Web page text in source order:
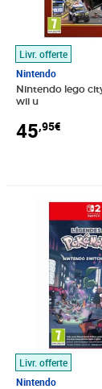
Livr. offerte
Nintendo
Nintendo lego
wii u
45,95€
Livr. offerte
Nintendo
Prix barré 78,99€
Prix 47,32€